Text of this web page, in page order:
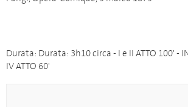
Durata: Durata: 3h10 circa - I e II ATTO 100' -
IV ATTO 60'